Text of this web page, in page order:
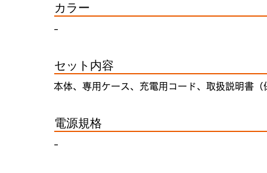
カラー
-
セット内容
本体、専用ケース、充電用コード、取扱説明書（
電源規格
-